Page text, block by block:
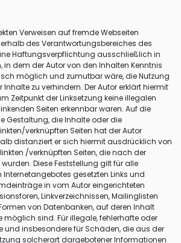
Verweisen auf fremde Webseiten
des Verantwortungsbereiches des
Haftungsverpflichtung ausschließlich in
in dem der Autor von den Inhalten Kenntnis
möglich und zumutbar wäre, die Nutzung
zu verhindern. Der Autor erklärt hiermit
Zeitpunkt der Linksetzung keine illegalen
Seiten erkennbar waren. Auf die
Gestaltung, die Inhalte oder die
verknüpften Seiten hat der Autor
distanziert er sich hiermit ausdrücklich von
/verknüpften Seiten, die nach der
Diese Feststellung gilt für alle
gesetzten Links und
in vom Autor eingerichteten
Linkverzeichnissen, Mailinglisten
von Datenbanken, auf deren Inhalt
möglich sind. Für illegale, fehlerhafte oder
insbesondere für Schäden, die aus der
solcherart dargebotener Informationen